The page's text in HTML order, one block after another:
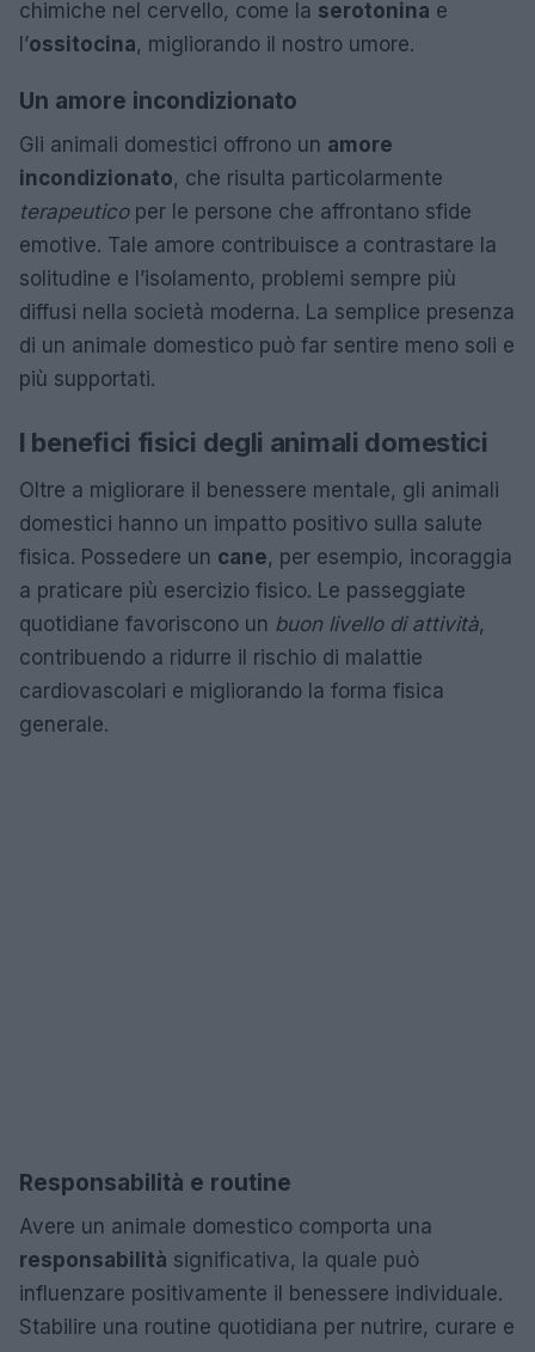
chimiche nel cervello, come la serotonina e
l’ossitocina, migliorando il nostro umore.
Un amore incondizionato
Gli animali domestici offrono un amore
incondizionato, che risulta particolarmente
terapeuticoper le persone che affrontano sfide
emotive. Tale amore contribuisce a contrastare la
solitudine e l’isolamento, problemi sempre più
diffusi nella società moderna. La semplice presenza
di un animale domestico può far sentire meno soli e
più supportati.
I benefici fisici degli animali domestici
Oltre a migliorare il benessere mentale, gli animali
domestici hanno un impatto positivo sulla salute
fisica. Possedere un cane, per esempio, incoraggia
a praticare più esercizio fisico. Le passeggiate
quotidiane favoriscono un buon livello di attività,
contribuendo a ridurre il rischio di malattie
cardiovascolari e migliorando la forma fisica
generale.
Responsabilità e routine
Avere un animale domestico comporta una
responsabilità significativa, la quale può
influenzare positivamente il benessere individuale.
Stabilire una routine quotidiana per nutrire, curare e